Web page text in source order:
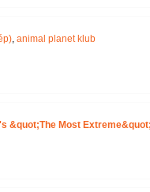
, animal planet klub
&quot;The Most